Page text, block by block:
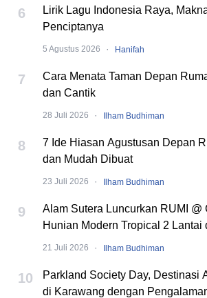
6
Lirik Lagu Indonesia Raya,
Penciptanya
5 Agustus 2026 · Hanifah
7
Cara Menata Taman Depan
dan Cantik
28 Juli 2026 · Ilham Budhiman
8
7 Ide Hiasan Agustusan Depan
dan Mudah Dibuat
23 Juli 2026 · Ilham Budhiman
9
Alam Sutera Luncurkan RUMI @
Hunian Modern Tropical 2 Lantai
Sutera
21 Juli 2026 · Ilham Budhiman
10
Parkland Society Day, Destinasi
di Karawang dengan